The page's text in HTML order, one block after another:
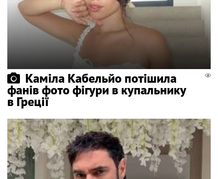
Каміла Кабельйо потішила
фанів фото фігури в купальнику
в Греції